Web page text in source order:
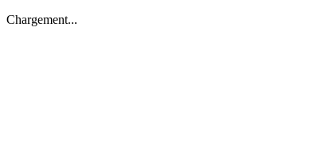
Chargement...